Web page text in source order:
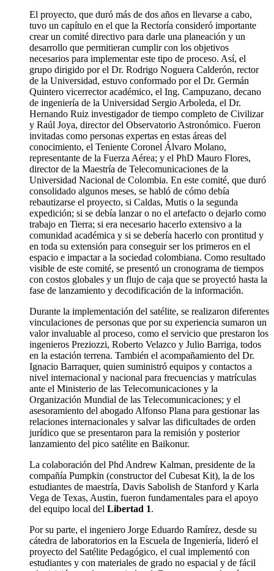
El proyecto, que duró más de dos años en llevarse a cabo,
tuvo un capítulo en el que la Rectoría consideró importante
crear un comité directivo para darle una planeación y un
desarrollo que permitieran cumplir con los objetivos
necesarios para implementar este tipo de proceso. Así, el
grupo dirigido por el Dr. Rodrigo Noguera Calderón, rector
de la Universidad, estuvo conformado por el Dr. Germán
Quintero vicerrector académico, el Ing. Campuzano, decano
de ingeniería de la Universidad Sergio Arboleda, el Dr.
Hernando Ruiz investigador de tiempo completo de Civilizar
y Raúl Joya, director del Observatorio Astronómico. Fueron
invitadas como personas expertas en estas áreas del
conocimiento, el Teniente Coronel Álvaro Molano,
representante de la Fuerza Aérea; y el PhD Mauro Flores,
director de la Maestría de Telecomunicaciones de la
Universidad Nacional de Colombia. En este comité, que duró
consolidado algunos meses, se habló de cómo debía
rebautizarse el proyecto, si Caldas, Mutis o la segunda
expedición; si se debía lanzar o no el artefacto o dejarlo como
trabajo en Tierra; si era necesario hacerlo extensivo a la
comunidad académica y si se debería hacerlo con prontitud y
en toda su extensión para conseguir ser los primeros en el
espacio e impactar a la sociedad colombiana. Como resultado
visible de este comité, se presentó un cronograma de tiempos
con costos globales y un flujo de caja que se proyectó hasta la
fase de lanzamiento y decodificación de la información.
Durante la implementación del satélite, se realizaron diferentes
vinculaciones de personas que por su experiencia sumaron un
valor invaluable al proceso, como el servicio que prestaron los
ingenieros Preziozzi, Roberto Velazco y Julio Barriga, todos
en la estación terrena. También el acompañamiento del Dr.
Ignacio Barraquer, quien suministró equipos y contactos a
nivel internacional y nacional para frecuencias y matrículas
ante el Ministerio de las Telecomunicaciones y la
Organización Mundial de las Telecomunicaciones; y el
asesoramiento del abogado Alfonso Plana para gestionar las
relaciones internacionales y salvar las dificultades de orden
jurídico que se presentaron para la remisión y posterior
lanzamiento del pico satélite en Baikonur.
La colaboración del Phd Andrew Kalman, presidente de la
compañía Pumpkin (constructor del Cubesat Kit), la de los
estudiantes de maestría, Davis Sabolish de Stanford y Karla
Vega de Texas, Austin, fueron fundamentales para el apoyo
del equipo local del Libertad 1.
Por su parte, el ingeniero Jorge Eduardo Ramírez, desde su
cátedra de laboratorios en la Escuela de Ingeniería, lideró el
proyecto del Satélite Pedagógico, el cual implementó con
estudiantes y con materiales de grado no espacial y de fácil